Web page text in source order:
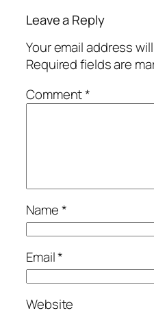
Leave a Reply
Your email address
Required fields are
Comment*
Name*
Email*
Website